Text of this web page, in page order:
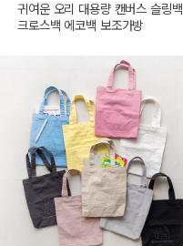
귀여운 오리 대용량 캔버스 슬링백
크로스백 에코백 보조가방